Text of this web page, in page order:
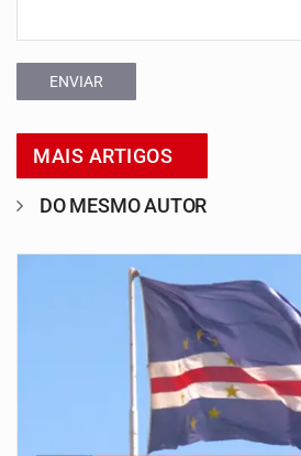
ENVIAR
MAIS ARTIGOS
DO MESMO AUTOR